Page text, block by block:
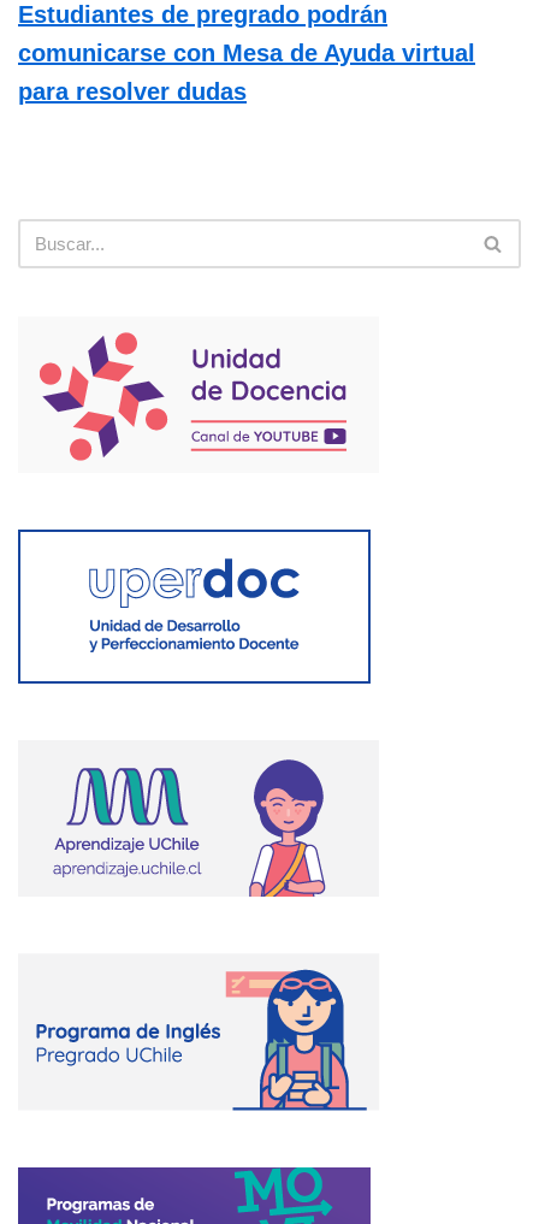
Estudiantes de pregrado podrán
comunicarse con Mesa de Ayuda virtual
para resolver dudas